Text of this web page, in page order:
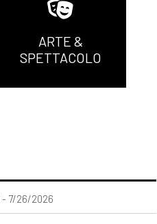
ARTE &
SPETTACOLO
- 7/26/2026